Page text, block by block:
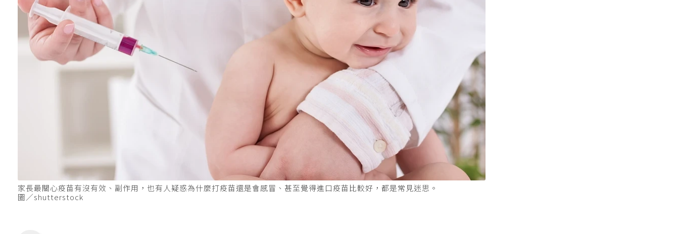
家長最關心疫苗有沒有效、副作用，也有人疑惑為什麼打疫苗還是會感冒、甚至覺得進口疫苗比較好，都是常見迷思。
圖／shutterstock